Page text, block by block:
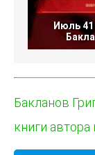
Июль
Бакланов
книги автора